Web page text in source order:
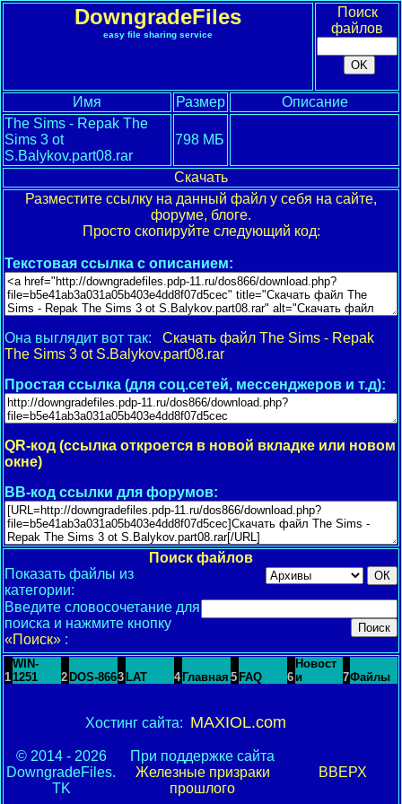
DowngradeFiles
easy file sharing service
Поиск
файлов
Имя Размер
Описание
The Sims - Repak The
Sims 3 ot
S.Balykov.part08.rar
798 МБ
Скачать
Разместите ссылку на данный файл у себя на сайте,
форуме, блоге.
Просто скопируйте следующий код:
Текстовая ссылка с описанием:
Она выглядит вот так: Скачать файл The Sims - Repak
The Sims 3 ot S.Balykov.part08.rar
Простая ссылка (для соц.сетей, мессенджеров и т.д):
QR-код (ссылка откроется в новой вкладке или новом
окне)
BB-код ссылки для форумов:
Поиск файлов
Показать файлы из
категории:
Введите словосочетание для
поиска и нажмите кнопку
«Поиск» :
1
WIN-
1251
2 DOS-8663 LAT 4 Главная 5 FAQ 6
Новост
и
7Файлы
Хостинг сайта: MAXIOL.com
© 2014 - 2026
DowngradeFiles.
TK
При поддержке сайта
Железные призраки
прошлого
ВВЕРХ